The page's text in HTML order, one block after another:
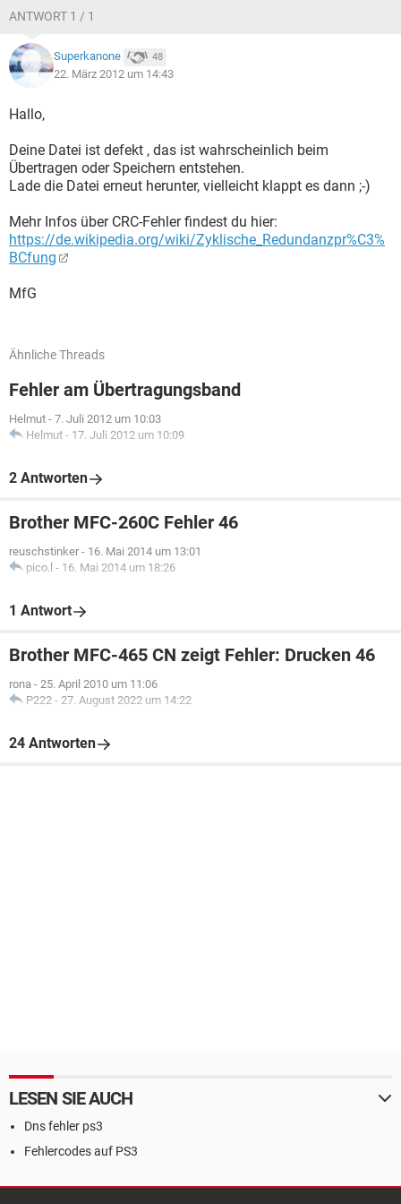
ANTWORT 1 / 1
Superkanone 48
22. März 2012 um 14:43
Hallo,
Deine Datei ist defekt , das ist wahrscheinlich beim
Übertragen oder Speichern entstehen.
Lade die Datei erneut herunter, vielleicht klappt es dann ;-)
Mehr Infos über CRC-Fehler findest du hier:
https://de.wikipedia.org/wiki/Zyklische_Redundanzpr%C3%
BCfung
MfG
Ähnliche Threads
Fehler am Übertragungsband
Helmut - 7. Juli 2012 um 10:03
Helmut - 17. Juli 2012 um 10:09
2 Antworten
Brother MFC-260C Fehler 46
reuschstinker - 16. Mai 2014 um 13:01
pico.l - 16. Mai 2014 um 18:26
1 Antwort
Brother MFC-465 CN zeigt Fehler: Drucken 46
rona - 25. April 2010 um 11:06
P222 - 27. August 2022 um 14:22
24 Antworten
LESEN SIE AUCH
Dns fehler ps3
Fehlercodes auf PS3